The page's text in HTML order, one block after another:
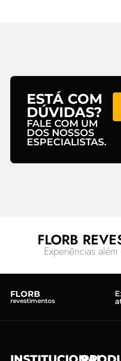
ESTÁ COM
DÚVIDAS?
FALE COM UM
DOS NOSSOS
ESPECIALISTAS.
FLORB
Experiências
FLORB
revestimentos